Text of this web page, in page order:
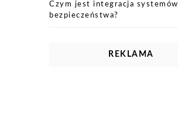
Czym jest integracja systemów
bezpieczeństwa?
REKLAMA